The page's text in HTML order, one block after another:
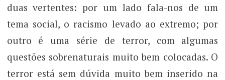
duas vertentes: por um lado fala-nos de um
tema social, o racismo levado ao extremo; por
outro é uma série de terror, com algumas
questões sobrenaturais muito bem colocadas. O
terror está sem dúvida muito bem inserido na